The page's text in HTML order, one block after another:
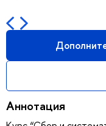
Аннотация